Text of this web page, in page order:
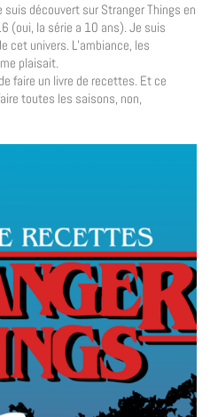
découvert sur Stranger Things en
(oui, la série a 10 ans). Je suis
cet univers. L’ambiance, les
plaisait.
faire un livre de recettes. Et ce
toutes les saisons, non,